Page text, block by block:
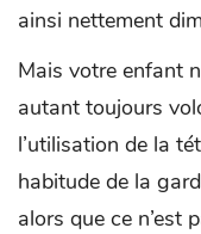
ainsi nettement
Mais votre enfant
autant toujours
l’utilisation de la
habitude de la
alors que ce n’est